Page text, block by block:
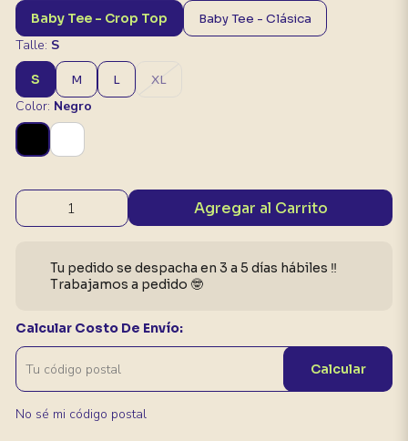
Baby Tee - Crop Top Baby Tee - Clásica
Talle: S
S M L XL
Color: Negro
Agregar al Carrito
Tu pedido se despacha en 3 a 5 días hábiles ‼️
Trabajamos a pedido 🤓
Calcular Costo De Envío:
Calcular
No sé mi código postal